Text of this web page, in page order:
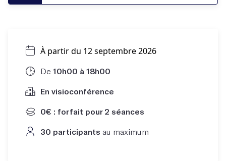
À partir du 12 septembre 2026
De 10h00 à 18h00
En visioconférence
0€ : forfait pour 2 séances
30 participants au maximum